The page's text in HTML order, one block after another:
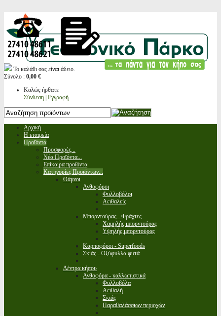
Το καλάθι σας είναι άδειο.
Σύνολο : 0,00 €
Καλώς ήρθατε
Σύνδεση | Εγγραφή
Αρχική
Η εταιρεία
Προϊόντα
Προσφορές...
Νέα Προϊόντα...
Επίκαιρα προϊόντα
Κατηγορίες Προϊόντων...
Θάμνοι
Ανθοφόροι
Φυλλοβόλοι
Αειθαλείς
Μπορντούρας - Φράχτες
Χαμηλής μπορντούρας
Υψηλής μπορντούρας
Καρποφόροι - Superfoods
Σκιάς - Οξύφυλλα φυτά
Δέντρα κήπου
Ανθοφόρα - καλλωπιστικά
Φυλλοβόλα
Αειθαλή
Σκιάς
Παραθαλάσσιων περιοχών